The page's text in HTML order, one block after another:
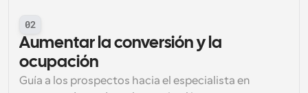
02
Aumentar la conversión y la
ocupación
Guía a los prospectos hacia el especialista en